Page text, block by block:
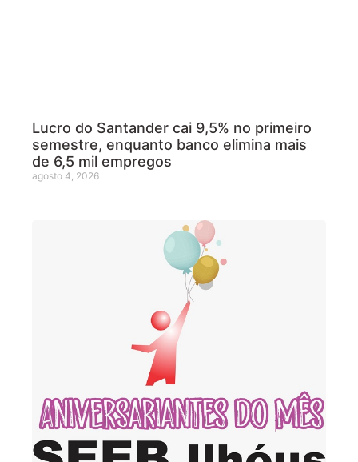
Lucro do Santander cai 9,5% no primeiro
semestre, enquanto banco elimina mais
de 6,5 mil empregos
agosto 4, 2026